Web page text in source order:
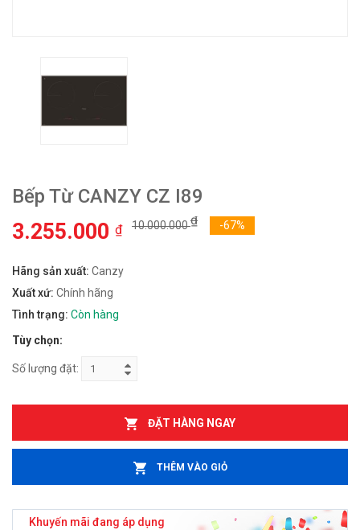
Bếp Từ CANZY CZ I89
3.255.000 ₫ 10.000.000₫ -67%
Hãng sản xuất: Canzy
Xuất xứ: Chính hãng
Tình trạng: Còn hàng
Tùy chọn:
Số lượng đặt:
ĐẶT HÀNG NGAY
THÊM VÀO GIỎ
Khuyến mãi đang áp dụng